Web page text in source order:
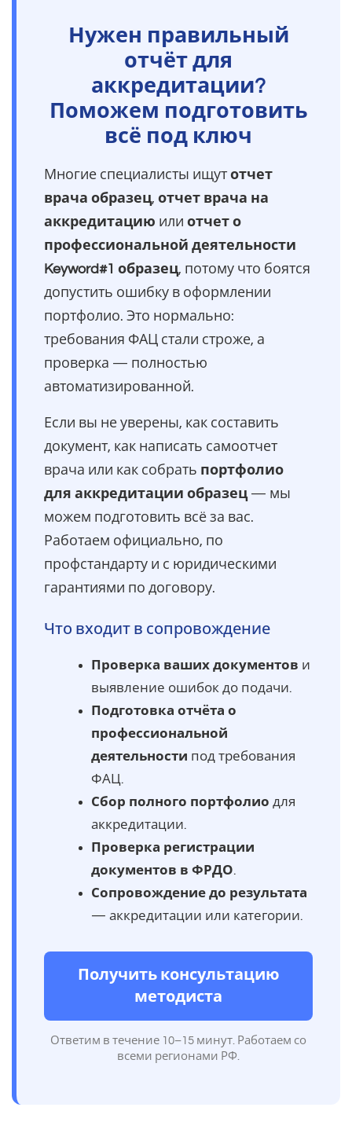
Нужен правильный
отчёт для
аккредитации?
Поможем подготовить
всё под ключ
Многие специалисты ищут отчет
врача образец, отчет врача на
аккредитацию или отчет о
профессиональной деятельности
Keyword#1 образец, потому что боятся
допустить ошибку в оформлении
портфолио. Это нормально:
требования ФАЦ стали строже, а
проверка — полностью
автоматизированной.
Если вы не уверены, как составить
документ, как написать самоотчет
врача или как собрать портфолио
для аккредитации образец— мы
можем подготовить всё за вас.
Работаем официально, по
профстандарту и с юридическими
гарантиями по договору.
Что входит в сопровождение
Проверка ваших документов и
выявление ошибок до подачи.
Подготовка отчёта о
профессиональной
деятельности под требования
ФАЦ.
Сбор полного портфолио для
аккредитации.
Проверка регистрации
документов в ФРДО.
Сопровождение до результата
— аккредитации или категории.
Получить консультацию
методиста
Ответим в течение 10–15 минут. Работаем со
всеми регионами РФ.